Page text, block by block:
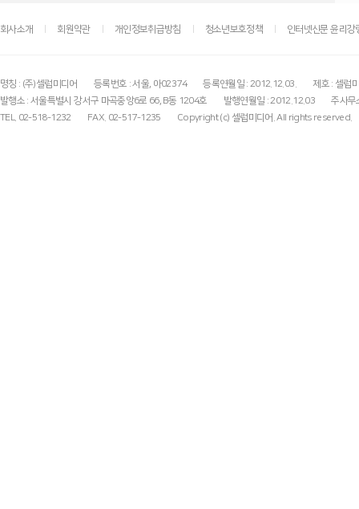
회사소개 회원약관 개인정보취급방침 청소년보호정책 인터넷신문 윤리강
명칭 : (주)셀럽미디어 등록번호 : 서울, 아02374 등록연월일 : 2012.12.03.
제호 : 셀럽
발행소 : 서울특별시 강서구 마곡중앙6로 66, B동 1204호
발행연월일 : 2012.12.03
주사무
TEL. 02-518-1232
FAX. 02-517-1235 Copyright (c) 셀럽미디어. All rights reserved.